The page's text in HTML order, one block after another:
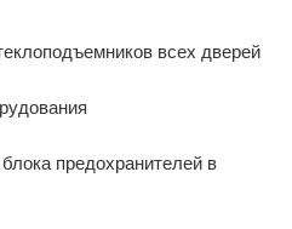
всех дверей
предохранителей в